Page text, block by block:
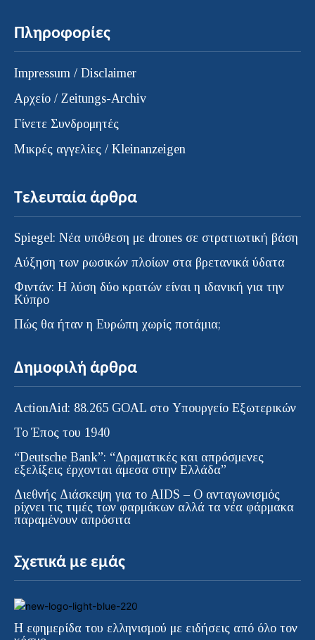
Πληροφορίες
Impressum / Disclaimer
Αρχείο / Zeitungs-Archiv
Γίνετε Συνδρομητές
Μικρές αγγελίες / Kleinanzeigen
Τελευταία άρθρα
Spiegel: Νέα υπόθεση με drones σε στρατιωτική βάση
Αύξηση των ρωσικών πλοίων στα βρετανικά ύδατα
Φιντάν: Η λύση δύο κρατών είναι η ιδανική για την
Κύπρο
Πώς θα ήταν η Ευρώπη χωρίς ποτάμια;
Δημοφιλή άρθρα
ActionAid: 88.265 GOAL στο Υπουργείο Εξωτερικών
Το Έπος του 1940
“Deutsche Bank”: “Δραματικές και απρόσμενες
εξελίξεις έρχονται άμεσα στην Ελλάδα”
Διεθνής Διάσκεψη για το AIDS – Ο ανταγωνισμός
ρίχνει τις τιμές των φαρμάκων αλλά τα νέα φάρμακα
παραμένουν απρόσιτα
Σχετικά με εμάς
Η εφημερίδα του ελληνισμού με ειδήσεις από όλο τον